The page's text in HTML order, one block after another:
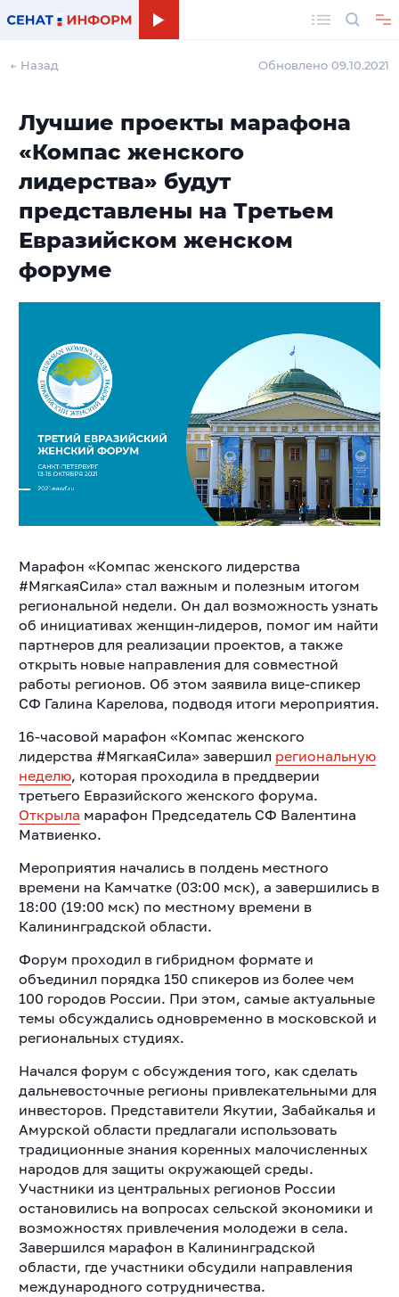
← Назад Обновлено 09.10.2021
Лучшие проекты марафона
«Компас женского
лидерства» будут
представлены на Третьем
Евразийском женском
форуме
Марафон «Компас женского лидерства
#МягкаяСила» стал важным и полезным итогом
региональной недели. Он дал возможность узнать
об инициативах женщин-лидеров, помог им найти
партнеров для реализации проектов, а также
открыть новые направления для совместной
работы регионов. Об этом заявила вице-спикер
СФ Галина Карелова, подводя итоги мероприятия.
16-часовой марафон «Компас женского
лидерства #МягкаяCила» завершил региональную
неделю, которая проходила в преддверии
третьего Евразийского женского форума.
Открыла марафон Председатель СФ Валентина
Матвиенко.
Мероприятия начались в полдень местного
времени на Камчатке (03:00 мск), а завершились в
18:00 (19:00 мск) по местному времени в
Калининградской области.
Форум проходил в гибридном формате и
объединил порядка 150 спикеров из более чем
100 городов России. При этом, самые актуальные
темы обсуждались одновременно в московской и
региональных студиях.
Начался форум с обсуждения того, как сделать
дальневосточные регионы привлекательными для
инвесторов. Представители Якутии, Забайкалья и
Амурской области предлагали использовать
традиционные знания коренных малочисленных
народов для защиты окружающей среды.
Участники из центральных регионов России
остановились на вопросах сельской экономики и
возможностях привлечения молодежи в села.
Завершился марафон в Калининградской
области, где участники обсудили направления
международного сотрудничества.